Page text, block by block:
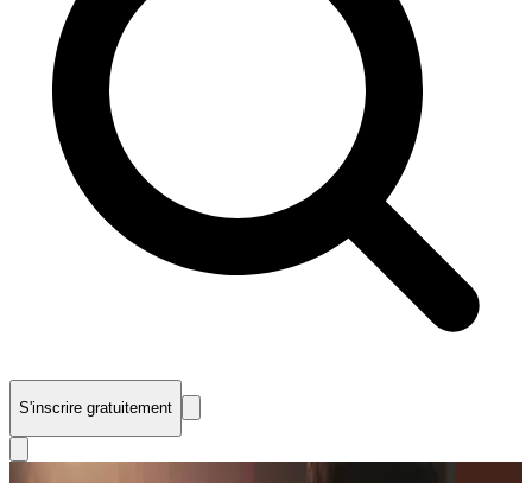
S'inscrire gratuitement